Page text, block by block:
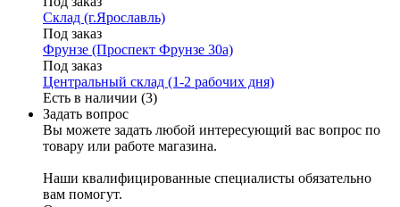
Склад (г.Ярославль)
Под заказ
Фрунзе (Проспект Фрунзе 30а)
Под заказ
Центральный склад (1-2 рабочих дня)
Есть в наличии (3)
Задать вопрос
Вы можете задать любой интересующий вас вопрос по
товару или работе магазина.
Наши квалифицированные специалисты обязательно
вам помогут.